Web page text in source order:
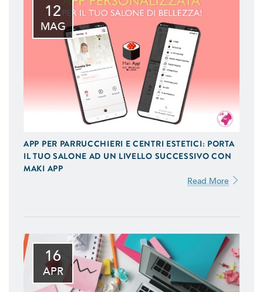
12
MAG
APP PER PARRUCCHIERI E CENTRI ESTETICI: PORTA
IL TUO SALONE AD UN LIVELLO SUCCESSIVO CON
MAKI APP
Read More
16
APR